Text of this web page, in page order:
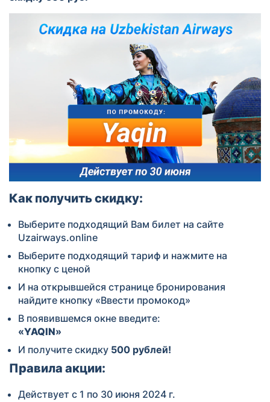
Как получить скидку:
Выберите подходящий Вам билет на сайте
Uzairways.online
Выберите подходящий тариф и нажмите на
кнопку с ценой
И на открывшейся странице бронирования
найдите кнопку «Ввести промокод»
В появившемся окне введите:
«YAQIN»
И получите скидку 500 рублей!
Правила акции:
Действует c 1 по 30 июня 2024 г.